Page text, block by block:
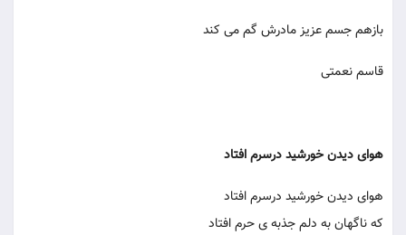
بازهم جسم عزیز مادرش گم می کند
قاسم نعمتی
هوای دیدن خورشید درسرم افتاد
هوای دیدن خورشید درسرم افتاد
که ناگهان به دلم جذبه ی حرم افتاد